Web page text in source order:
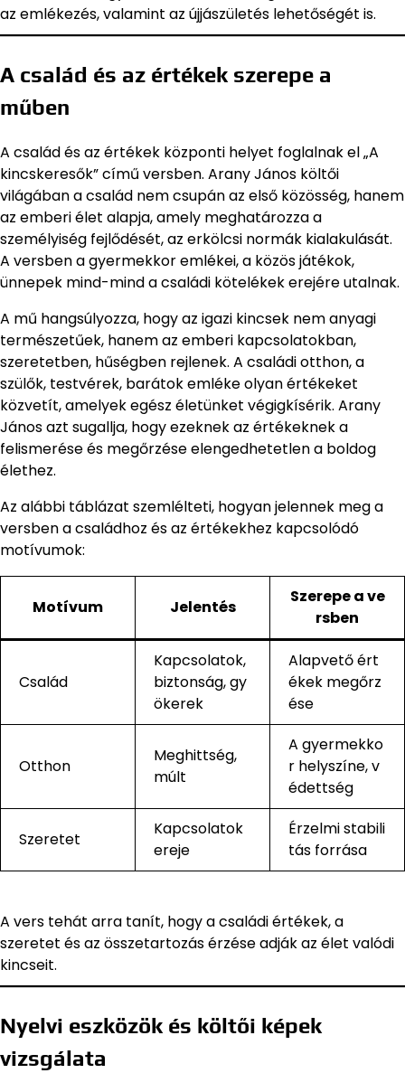
az emlékezés, valamint az újjászületés lehetőségét is.
A család és az értékek szerepe a
műben
A család és az értékek központi helyet foglalnak el „A
kincskeresők” című versben. Arany János költői
világában a család nem csupán az első közösség, hanem
az emberi élet alapja, amely meghatározza a
személyiség fejlődését, az erkölcsi normák kialakulását.
A versben a gyermekkor emlékei, a közös játékok,
ünnepek mind-mind a családi kötelékek erejére utalnak.
A mű hangsúlyozza, hogy az igazi kincsek nem anyagi
természetűek, hanem az emberi kapcsolatokban,
szeretetben, hűségben rejlenek. A családi otthon, a
szülők, testvérek, barátok emléke olyan értékeket
közvetít, amelyek egész életünket végigkísérik. Arany
János azt sugallja, hogy ezeknek az értékeknek a
felismerése és megőrzése elengedhetetlen a boldog
élethez.
Az alábbi táblázat szemlélteti, hogyan jelennek meg a
versben a családhoz és az értékekhez kapcsolódó
motívumok:
Motívum Jelentés
Szerepe a ve
rsben
Család
Kapcsolatok,
biztonság, gy
ökerek
Alapvető ért
ékek megőrz
ése
Otthon
Meghittség,
múlt
A gyermekko
r helyszíne, v
édettség
Szeretet
Kapcsolatok
ereje
Érzelmi stabili
tás forrása
A vers tehát arra tanít, hogy a családi értékek, a
szeretet és az összetartozás érzése adják az élet valódi
kincseit.
Nyelvi eszközök és költői képek
vizsgálata